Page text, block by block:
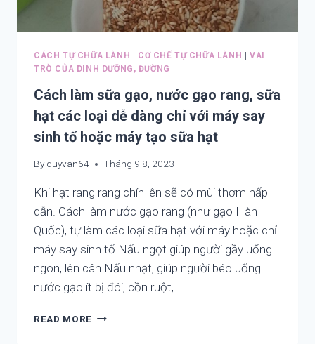
NHỜ
ĐẶT
CÁCH TỰ CHỮA LÀNH | CƠ CHẾ TỰ CHỮA LÀNH |VAI
TRÒ CỦA DINH DƯỠNG, ĐƯỜNG
Cách làm sữa gạo, nước gạo rang, sữa
hạt các loại dễ dàng chỉ với máy say
sinh tố hoặc máy tạo sữa hạt
By duyvan64 Tháng 9 8, 2023
Khi hạt rang rang chín lên sẽ có mùi thơm hấp
dẫn. Cách làm nước gạo rang (như gạo Hàn
Quốc), tự làm các loại sữa hạt với máy hoặc chỉ
máy say sinh tố.Nấu ngọt giúp người gầy uống
ngon, lên cân.Nấu nhạt, giúp người béo uống
nước gạo ít bị đói, cồn ruột,…
READ MORE CÁCH